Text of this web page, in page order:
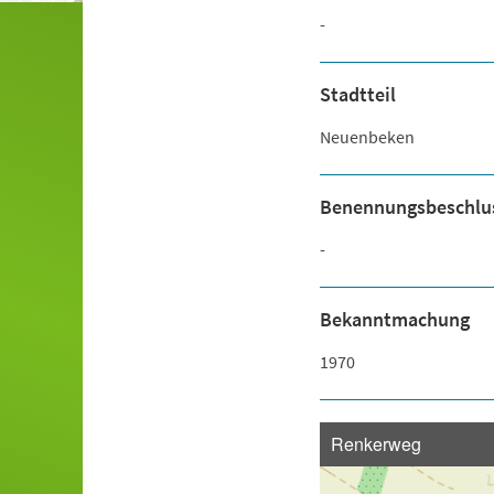
-
Stadtteil
Neuenbeken
-
Bekanntmachung
1970
Renkerweg